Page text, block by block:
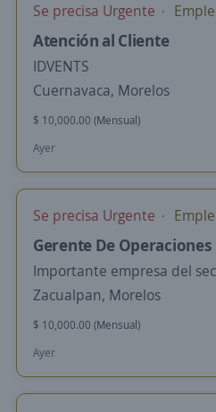
Se precisa Urgente
Atención al Cliente
IDVENTS
Cuernavaca, Morelos
$ 10,000.00 (Mensual)
Ayer
Se precisa Urgente
Gerente De
Importante empresa del
Zacualpan, Morelos
$ 10,000.00 (Mensual)
Ayer